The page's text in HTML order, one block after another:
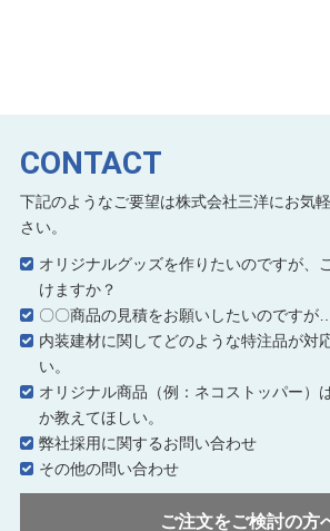
CONTACT
下記のようなご要望は株式会社三洋にお気
さい。
オリジナルグッズを作りたいのですが、
けますか？
〇〇商品の見積をお願いしたいのですが…
内装建材に関してどのような特注品が対
い。
オリジナル商品（例：ネコストッパー）
か教えてほしい。
弊社採用に関するお問い合わせ
その他の問い合わせ
ご注文をご検討の方